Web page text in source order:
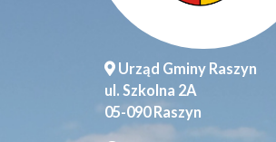
Urząd Gminy Raszyn
ul. Szkolna 2A
05-090 Raszyn